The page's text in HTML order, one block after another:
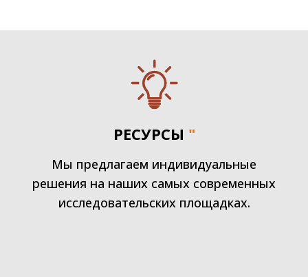
РЕСУРСЫ "
Мы предлагаем индивидуальные
решения на наших самых современных
исследовательских площадках.